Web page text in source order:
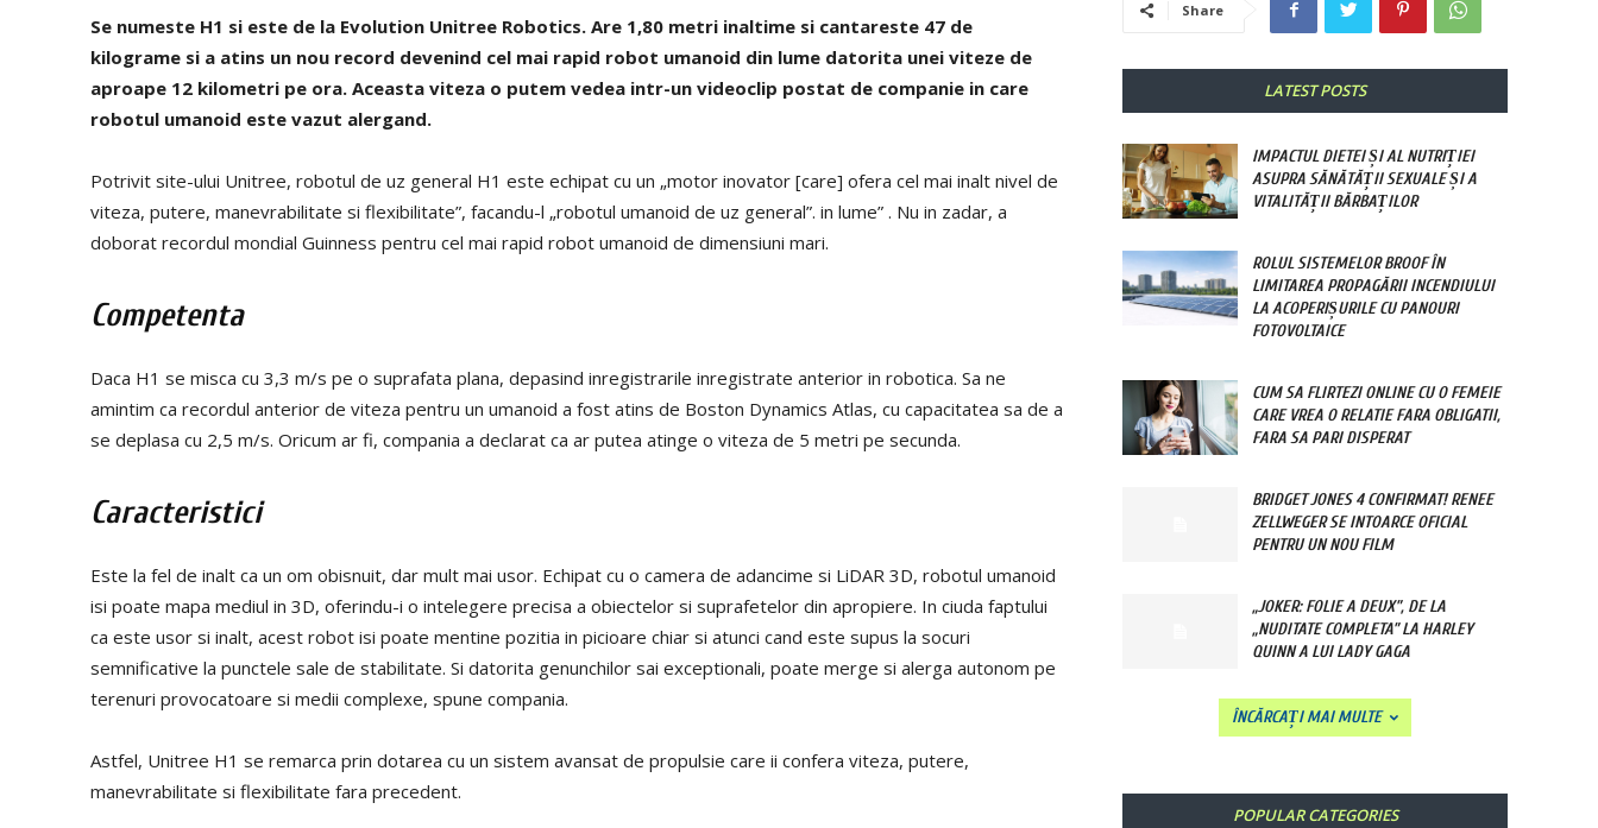
Se numeste H1 si este de la Evolution Unitree Robotics. Are 1,80 metri inaltime si cantareste 47 de
kilograme si a atins un nou record devenind cel mai rapid robot umanoid din lume datorita unei viteze de
aproape 12 kilometri pe ora. Aceasta viteza o putem vedea intr-un videoclip postat de companie in care
robotul umanoid este vazut alergand.
Potrivit site-ului Unitree, robotul de uz general H1 este echipat cu un „motor inovator [care] ofera cel mai inalt nivel de
viteza, putere, manevrabilitate si flexibilitate”, facandu-l „robotul umanoid de uz general”. in lume” . Nu in zadar, a
doborat recordul mondial Guinness pentru cel mai rapid robot umanoid de dimensiuni mari.
Competenta
Daca H1 se misca cu 3,3 m/s pe o suprafata plana, depasind inregistrarile inregistrate anterior in robotica. Sa ne
amintim ca recordul anterior de viteza pentru un umanoid a fost atins de Boston Dynamics Atlas, cu capacitatea sa de a
se deplasa cu 2,5 m/s. Oricum ar fi, compania a declarat ca ar putea atinge o viteza de 5 metri pe secunda.
Caracteristici
Este la fel de inalt ca un om obisnuit, dar mult mai usor. Echipat cu o camera de adancime si LiDAR 3D, robotul umanoid
isi poate mapa mediul in 3D, oferindu-i o intelegere precisa a obiectelor si suprafetelor din apropiere. In ciuda faptului
ca este usor si inalt, acest robot isi poate mentine pozitia in picioare chiar si atunci cand este supus la socuri
semnificative la punctele sale de stabilitate. Si datorita genunchilor sai exceptionali, poate merge si alerga autonom pe
terenuri provocatoare si medii complexe, spune compania.
Astfel, Unitree H1 se remarca prin dotarea cu un sistem avansat de propulsie care ii confera viteza, putere,
manevrabilitate si flexibilitate fara precedent.
Share
LATEST POSTS
IMPACTUL DIETEI ȘI AL NUTRIȚIEI
ASUPRA SĂNĂTĂȚII SEXUALE ȘI A
VITALITĂȚII BĂRBAȚILOR
ROLUL SISTEMELOR BROOF ÎN
LIMITAREA PROPAGĂRII INCENDIULUI
LA ACOPERIȘURILE CU PANOURI
FOTOVOLTAICE
CUM SA FLIRTEZI ONLINE CU O FEMEIE
CARE VREA O RELATIE FARA OBLIGATII,
FARA SA PARI DISPERAT
BRIDGET JONES 4 CONFIRMAT! RENEE
ZELLWEGER SE INTOARCE OFICIAL
PENTRU UN NOU FILM
„JOKER: FOLIE A DEUX”, DE LA
„NUDITATE COMPLETA” LA HARLEY
QUINN A LUI LADY GAGA
ÎNCĂRCAȚI MAI MULTE
POPULAR CATEGORIES